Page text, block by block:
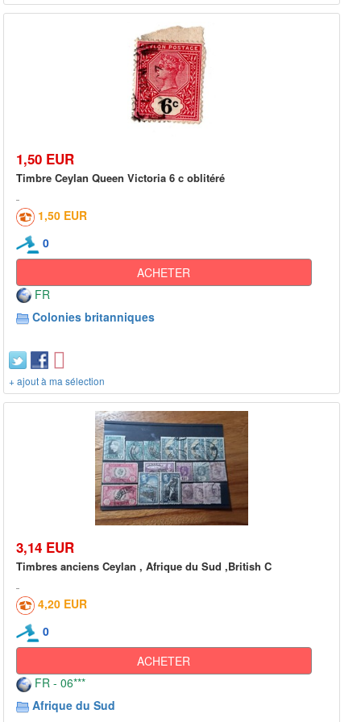
1,50 EUR
Timbre Ceylan Queen Victoria 6 c oblitéré
1,50 EUR
0
ACHETER
FR
Colonies britanniques
+ ajout à ma sélection
3,14 EUR
Timbres anciens Ceylan , Afrique du Sud ,British C
4,20 EUR
0
ACHETER
FR - 06***
Afrique du Sud